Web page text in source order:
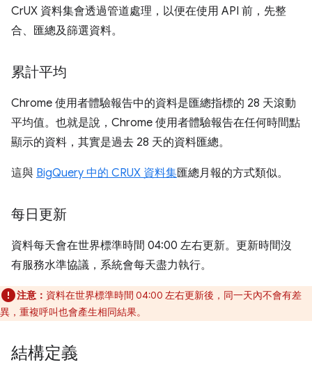
CrUX 資料集會透過管道處理，以便在使用 API 前，先整
合、匯總及篩選資料。
累計平均
Chrome 使用者體驗報告中的資料是匯總指標的 28 天滾動
平均值。也就是說，Chrome 使用者體驗報告在任何時間點
顯示的資料，其實是過去 28 天的資料匯總。
這與 BigQuery 中的 CRUX 資料集匯總月報的方式類似。
每日更新
資料每天會在世界標準時間 04:00 左右更新。更新時間沒
有服務水準協議，系統會每天盡力執行。
注意： 資料在世界標準時間 04:00 左右更新後，同一天內不會有差
異，重複呼叫也會產生相同結果。
結構定義